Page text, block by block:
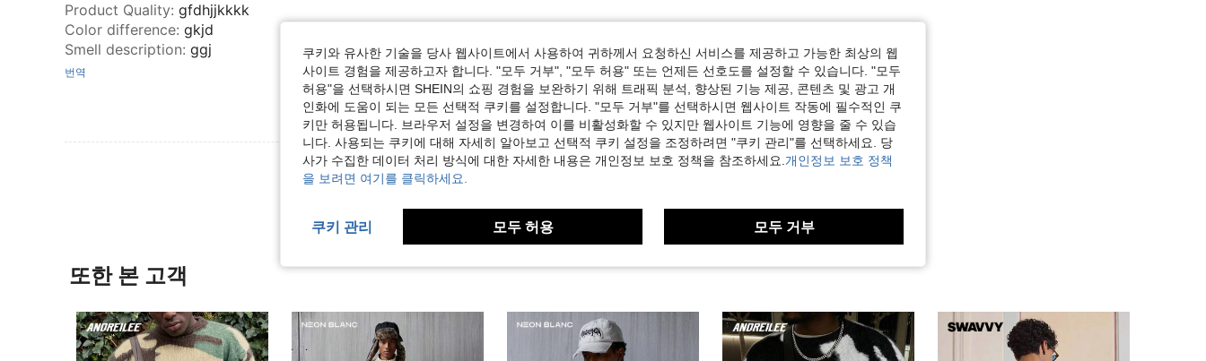
Product Quality: gfdhjjkkkk
Color difference: gkjd
Smell description: ggj
번역
도움이 됨 (0)
리뷰 더 보기
또한 본 고객
쿠키와 유사한 기술을 당사 웹사이트에서 사용하여 귀하께서 요청하신 서비스를 제공하고 가능한 최상의 웹
사이트 경험을 제공하고자 합니다. "모두 거부", "모두 허용" 또는 언제든 선호도를 설정할 수 있습니다. "모두
허용"을 선택하시면 SHEIN의 쇼핑 경험을 보완하기 위해 트래픽 분석, 향상된 기능 제공, 콘텐츠 및 광고 개
인화에 도움이 되는 모든 선택적 쿠키를 설정합니다. "모두 거부"를 선택하시면 웹사이트 작동에 필수적인 쿠
키만 허용됩니다. 브라우저 설정을 변경하여 이를 비활성화할 수 있지만 웹사이트 기능에 영향을 줄 수 있습
니다. 사용되는 쿠키에 대해 자세히 알아보고 선택적 쿠키 설정을 조정하려면 "쿠키 관리"를 선택하세요. 당
사가 수집한 데이터 처리 방식에 대한 자세한 내용은 개인정보 보호 정책을 참조하세요. 개인정보 보호 정책
을 보려면 여기를 클릭하세요.
쿠키 관리 모두 허용 모두 거부